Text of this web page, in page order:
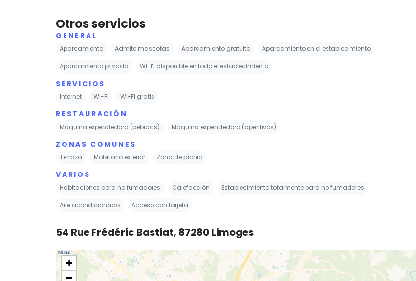
Otros servicios
GENERAL
Aparcamiento Admite mascotas Aparcamiento gratuito Aparcamiento en el establecimiento
Aparcamiento privado Wi-Fi disponible en todo el establecimiento
SERVICIOS
Internet Wi-Fi Wi-Fi gratis
RESTAURACIÓN
Máquina expendedora (bebidas) Máquina expendedora (aperitivos)
ZONAS COMUNES
Terraza Mobiliario exterior Zona de pícnic
VARIOS
Habitaciones para no fumadores Calefacción Establecimiento totalmente para no fumadores
Aire acondicionado Acceso con tarjeta
54 Rue Frédéric Bastiat, 87280 Limoges
+
−